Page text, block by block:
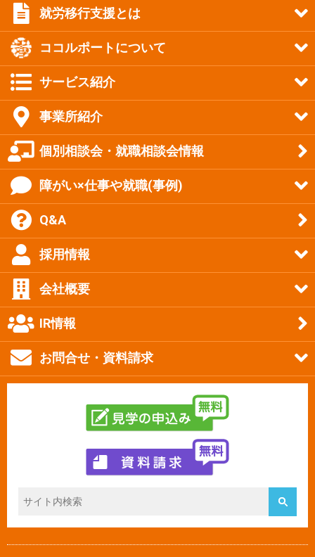
就労移行支援とは
ココルポートについて
サービス紹介
事業所紹介
個別相談会・就職相談会情報
障がい×仕事や就職(事例)
Q&A
採用情報
会社概要
IR情報
お問合せ・資料請求